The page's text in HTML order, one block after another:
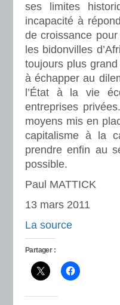
ses limites
incapacité à
de croissance pour
les bidonvilles
toujours plus
à échapper au
l’État à la vie
entreprises
moyens mis en
capitalisme à la
prendre enfin au
possible.
Paul MATTICK
13 mars 2011
La source
Partager :